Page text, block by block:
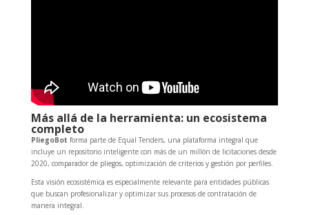
Más allá de la herramienta: un ecosistema
completo
PliegoBot forma parte de Equal Tenders, una plataforma integral que
incluye un repositorio inteligente con más de un millón de licitaciones desde
2020, comparador de pliegos, optimización de criterios y gestión por perfiles.
Esta visión ecosistémica es especialmente relevante para entidades públicas
que buscan profesionalizar y optimizar sus procesos de contratación de
manera integral.